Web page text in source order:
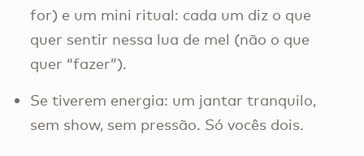
for) e um mini ritual: cada um diz o que
quer sentir nessa lua de mel (não o que
quer “fazer”).
Se tiverem energia: um jantar tranquilo,
sem show, sem pressão. Só vocês dois.